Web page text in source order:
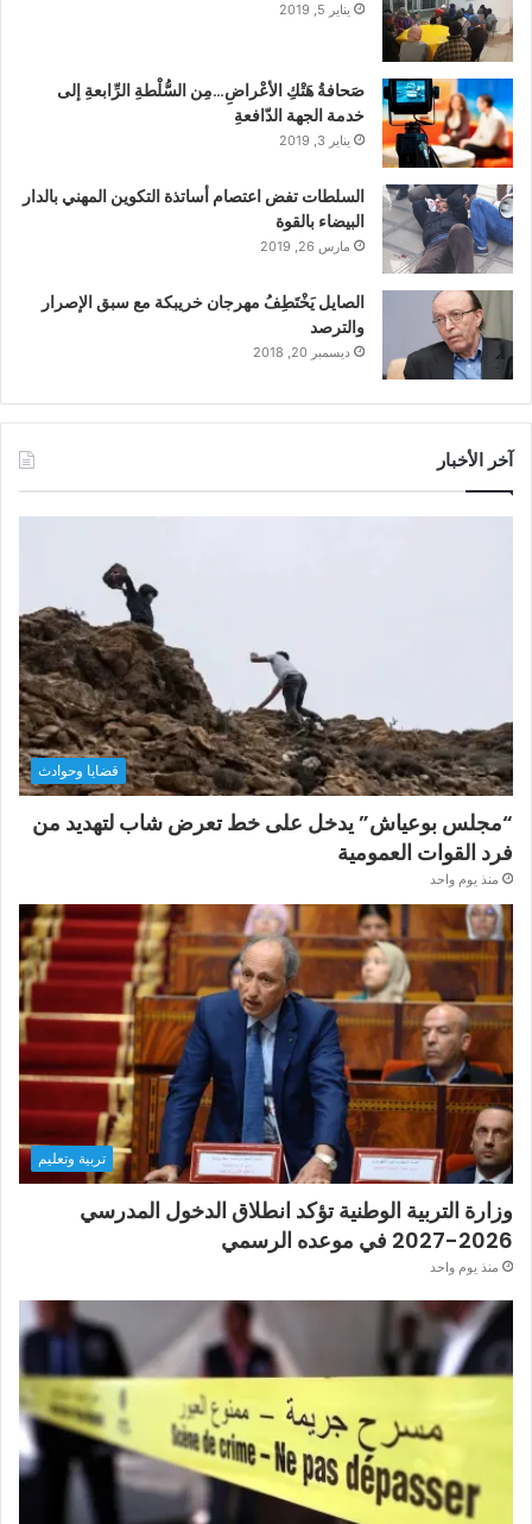
يناير 5, 2019
صَحافةُ هَتْكِ الأعْراضِ…مِن السُّلْطةِ الرِّابعةِ إلى
خدمة الجهة الدّافعةِ
يناير 3, 2019
السلطات تفض اعتصام أساتذة التكوين المهني بالدار
البيضاء بالقوة
مارس 26, 2019
الصايل يَخْتَطِفُ مهرجان خريبكة مع سبق الإصرار
والترصد
ديسمبر 20, 2018
آخر الأخبار
قضايا وحوادث
“مجلس بوعياش” يدخل على خط تعرض شاب لتهديد من
فرد القوات العمومية
منذ يوم واحد
تربية وتعليم
وزارة التربية الوطنية تؤكد انطلاق الدخول المدرسي
2026-2027 في موعده الرسمي
منذ يوم واحد